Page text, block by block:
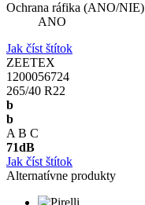
Ochrana ráfika (ANO/NIE)
ANO
Jak číst štítok
ZEETEX
1200056724
265/40 R22
b
b
A B C
71dB
Jak číst štítok
Alternatívne produkty